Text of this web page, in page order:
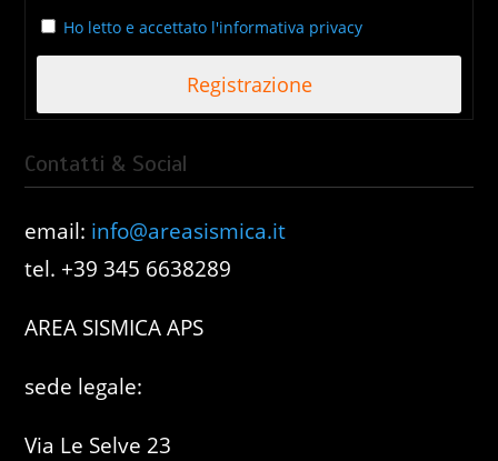
Ho letto e accettato l'informativa privacy
Contatti & Social
email: info@areasismica.it
tel. +39 345 6638289
AREA SISMICA APS
sede legale:
Via Le Selve 23